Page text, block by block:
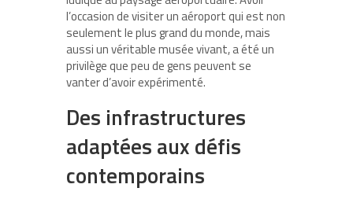
l’occasion de visiter un aéroport qui est non
seulement le plus grand du monde, mais
aussi un véritable musée vivant, a été un
privilège que peu de gens peuvent se
vanter d’avoir expérimenté.
Des infrastructures
adaptées aux défis
contemporains